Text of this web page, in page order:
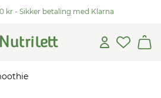
kr - Sikker betaling med Klarna